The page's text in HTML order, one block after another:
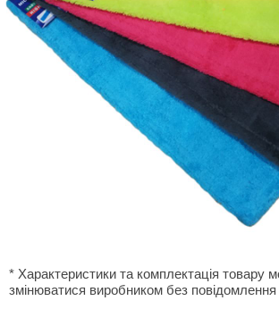
* Характеристики та комплектація товару
змінюватися виробником без повідомлення